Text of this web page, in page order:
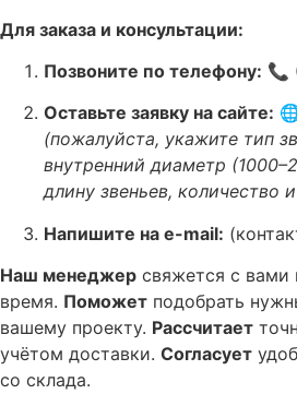
Для заказа и консультации:
Позвоните по телефону: 📞
Оставьте заявку на сайте:
(пожалуйста, укажите тип
внутренний диаметр
длину звеньев, количество
Напишите на e-mail:
Наш менеджер свяжется с
время. Поможет подобрать
вашему проекту. Рассчитает
учётом доставки. Согласует
со склада.